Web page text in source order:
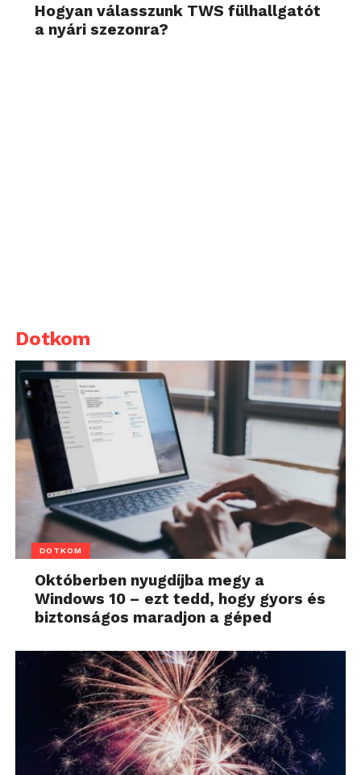
Hogyan válasszunk TWS fülhallgatót
a nyári szezonra?
Dotkom
DOTKOM
Októberben nyugdíjba megy a
Windows 10 – ezt tedd, hogy gyors és
biztonságos maradjon a géped